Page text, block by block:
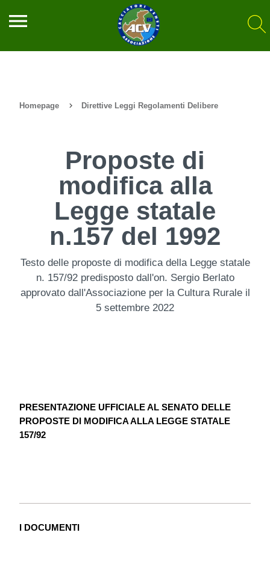
menu
Homepage Direttive Leggi Regolamenti Delibere
Proposte di
modifica alla
Legge statale
n.157 del 1992
Testo delle proposte di modifica della Legge statale
n. 157/92 predisposto dall'on. Sergio Berlato
approvato dall'Associazione per la Cultura Rurale il
5 settembre 2022
PRESENTAZIONE UFFICIALE AL SENATO DELLE
PROPOSTE DI MODIFICA ALLA LEGGE STATALE
157/92
I DOCUMENTI